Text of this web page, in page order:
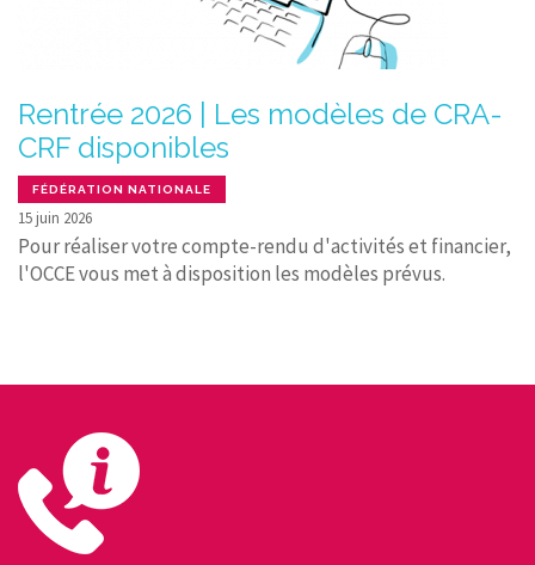
Rentrée 2026 | Les modèles de CRA-
CRF disponibles
FÉDÉRATION NATIONALE
15 juin 2026
Pour réaliser votre compte-rendu d'activités et financier,
l'OCCE vous met à disposition les modèles prévus.